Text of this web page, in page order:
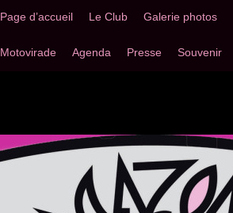
Page d’accueil Le Club Galerie photos
Motovirade Agenda Presse Souvenir